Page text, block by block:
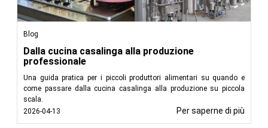
Blog
Dalla cucina casalinga alla produzione
professionale
Una guida pratica per i piccoli produttori alimentari su quando e
come passare dalla cucina casalinga alla produzione su piccola
scala.
2026-04-13
Per saperne di più